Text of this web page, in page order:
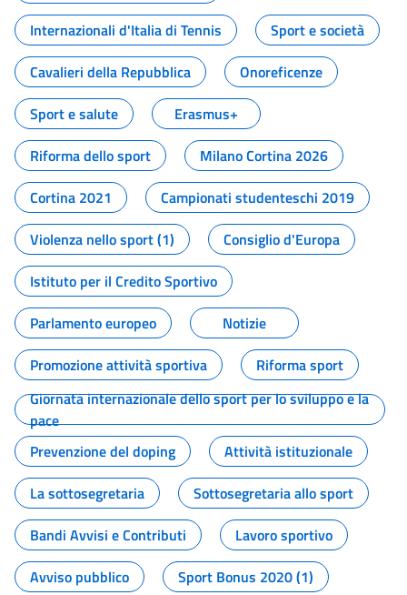
Internazionali d'Italia di Tennis
Sport e società
Cavalieri della Repubblica
Onoreficenze
Sport e salute
Erasmus+
Riforma dello sport
Milano Cortina 2026
Cortina 2021
Campionati studenteschi 2019
Violenza nello sport (1)
Consiglio d'Europa
Istituto per il Credito Sportivo
Parlamento europeo
Notizie
Promozione attività sportiva
Riforma sport
Giornata internazionale dello sport per lo sviluppo e la
pace
Prevenzione del doping
Attività istituzionale
La sottosegretaria
Sottosegretaria allo sport
Bandi Avvisi e Contributi
Lavoro sportivo
Avviso pubblico
Sport Bonus 2020 (1)